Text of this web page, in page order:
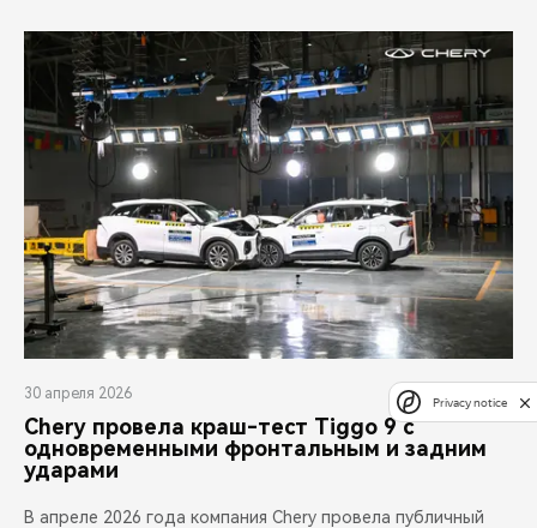
30 апреля 2026
Chery провела краш-тест Tiggo 9 с
одновременными фронтальным и задним
ударами
В апреле 2026 года компания Chery провела публичный
Privacy notice